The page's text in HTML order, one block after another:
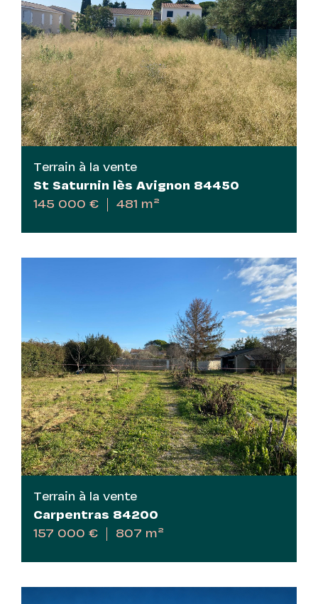
Terrain à la vente
St Saturnin lès Avignon 84450
145 000 €
481 m²
Terrain à la vente
Carpentras 84200
157 000 €
807 m²